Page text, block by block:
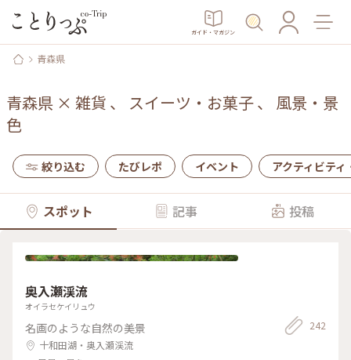
ガイド・マガジン
青森県
青森県 × 雑貨 、 スイーツ・お菓子、 風景・景
色
絞り込む たびレポ イベント アクティビティ
スポット 記事 投稿
奥入瀬渓流
オイラセケイリュウ
名画のような自然の美景
十和田湖・奥入瀬渓流
242